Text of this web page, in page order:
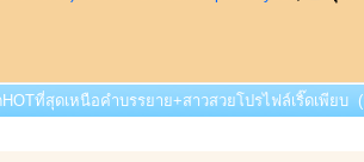
ที่สุดเหนือคำบรรยาย+สาวสวยโปรไฟล์เริ๊ดเพียบ